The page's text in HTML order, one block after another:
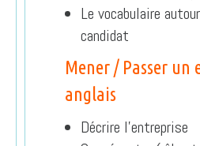
Le vocabulaire
candidat
Mener / Passer un
anglais
Décrire l’entreprise